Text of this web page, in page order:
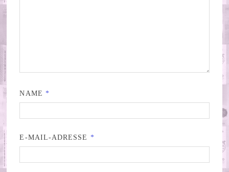
NAME *
E-MAIL-ADRESSE *